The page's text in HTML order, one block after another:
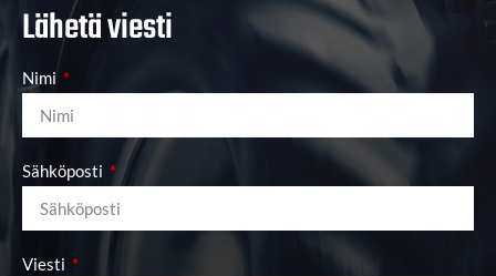
Lähetä viesti
Nimi
Sähköposti
Viesti